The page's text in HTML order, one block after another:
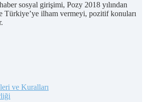
sosyal girişimi, Pozy 2018 yılından
Türkiye’ye ilham vermeyi, pozitif konuları
ve Kuralları